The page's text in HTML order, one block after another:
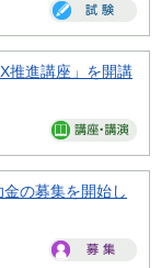
推進講座」を開講
の募集を開始し